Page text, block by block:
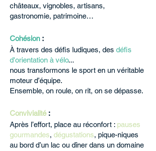
châteaux, vignobles, artisans,
gastronomie, patrimoine…
Cohésion :
À travers des défis ludiques, des défis
d'orientation à vélo...
nous transformons le sport en un véritable
moteur d’équipe.
Ensemble, on roule, on rit, on se dépasse.
Convivialité:
Après l’effort, place au réconfort : pauses
gourmandes, dégustations, pique-niques
au bord d’un lac ou dîner dans un domaine